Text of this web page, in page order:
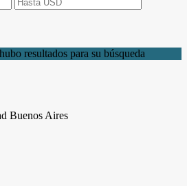
resultados para su búsqueda
Buenos Aires